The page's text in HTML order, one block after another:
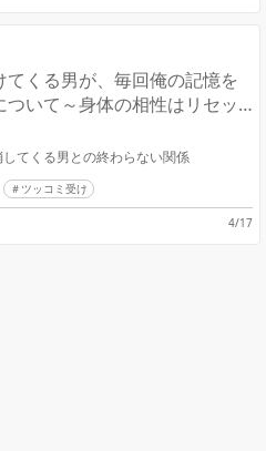
てくる男が、毎回俺の記憶を
いて～身体の相性はリセッ
が〜
てくる男との終わらない関係
ツッコミ受け
4/17